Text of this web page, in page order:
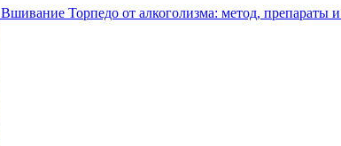
Вшивание Торпедо от алкоголизма: метод, препараты